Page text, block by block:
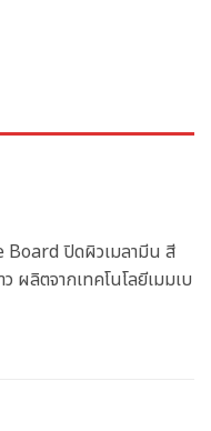
Board ปิดผิวเมลามีน สี
ผลิตจากเทคโนโลยีเมมเบ